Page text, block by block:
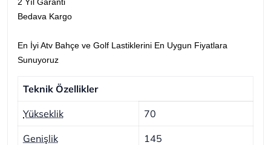
Bedava Kargo
En İyi Atv Bahçe ve Golf Lastiklerini En Uygun Fiyatlara
Sunuyoruz
Teknik Özellikler
Yükseklik 70
Genişlik 145